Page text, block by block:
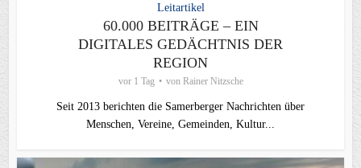
Leitartikel
60.000 BEITRÄGE – EIN
DIGITALES GEDÄCHTNIS DER
REGION
vor 1 Tag von Rainer Nitzsche
Seit 2013 berichten die Samerberger Nachrichten über
Menschen, Vereine, Gemeinden, Kultur...